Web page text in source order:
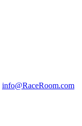
info@RaceRoom.com